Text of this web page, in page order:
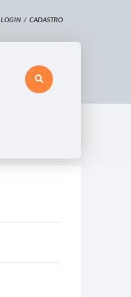
LOGIN / CADASTRO